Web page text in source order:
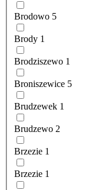
Brodowo 5
Brody 1
Brodziszewo 1
Broniszewice 5
Brudzewek 1
Brudzewo 2
Brzezie 1
Brzezie 1